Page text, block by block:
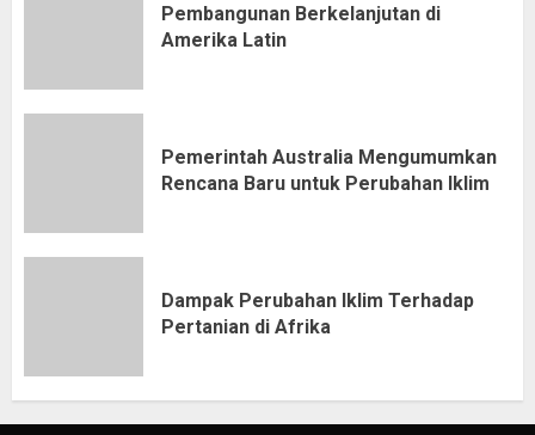
Pembangunan Berkelanjutan di
Amerika Latin
Pemerintah Australia Mengumumkan
Rencana Baru untuk Perubahan Iklim
Dampak Perubahan Iklim Terhadap
Pertanian di Afrika